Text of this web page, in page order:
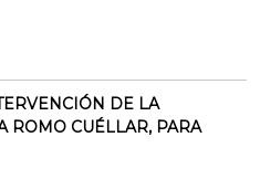
DE LA
ROMO CUÉLLAR, PARA